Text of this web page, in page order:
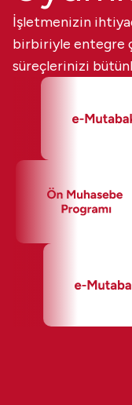
İşletmenizin
birbiriyle entegre
süreçlerinizi